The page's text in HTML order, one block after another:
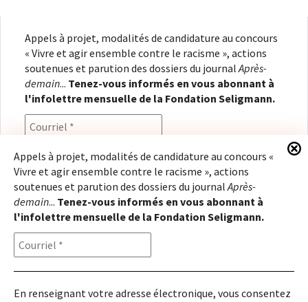
Appels à projet, modalités de candidature au concours
« Vivre et agir ensemble contre le racisme », actions
soutenues et parution des dossiers du journal Après-
demain... Tenez-vous informés en vous abonnant à
l'infolettre mensuelle de la Fondation Seligmann.
En renseignant votre adresse électronique, vous
consentez à recevoir l'infolettre de la Fondation
Seligmann, conformément à notrepolitique de
confidentialité. Il vous sera possible de vous
désabonner à tout moment.
Appels à projet, modalités de candidature au concours «
Vivre et agir ensemble contre le racisme », actions
soutenues et parution des dossiers du journalAprès-
demain... Tenez-vous informés en vous abonnant à
l'infolettre mensuelle de la Fondation Seligmann.
En renseignant votre adresse électronique, vous consentez